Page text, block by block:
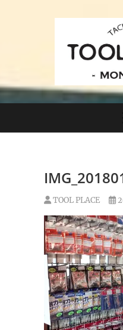
TOOL
小さなルアーフィッ
ス」が門前
TOOL PLACE